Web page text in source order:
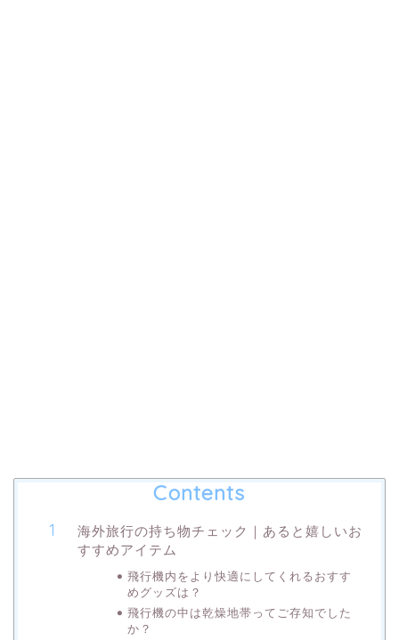
Contents
海外旅行の持ち物チェック｜あると嬉しいお
すすめアイテム
飛行機内をより快適にしてくれるおすす
めグッズは？
飛行機の中は乾燥地帯ってご存知でした
か？